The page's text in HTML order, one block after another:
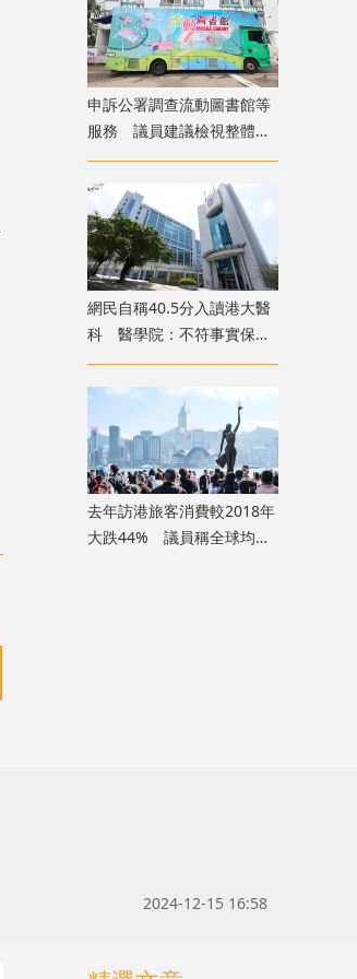
申訴公署調查流動圖書館等
服務 議員建議檢視整體佈
局
​網民自稱40.5分入讀港大醫
科 醫學院：不符事實保留
追究權
去年訪港旅客消費較2018年
大跌44% 議員稱全球均面
2024-12-15 16:58